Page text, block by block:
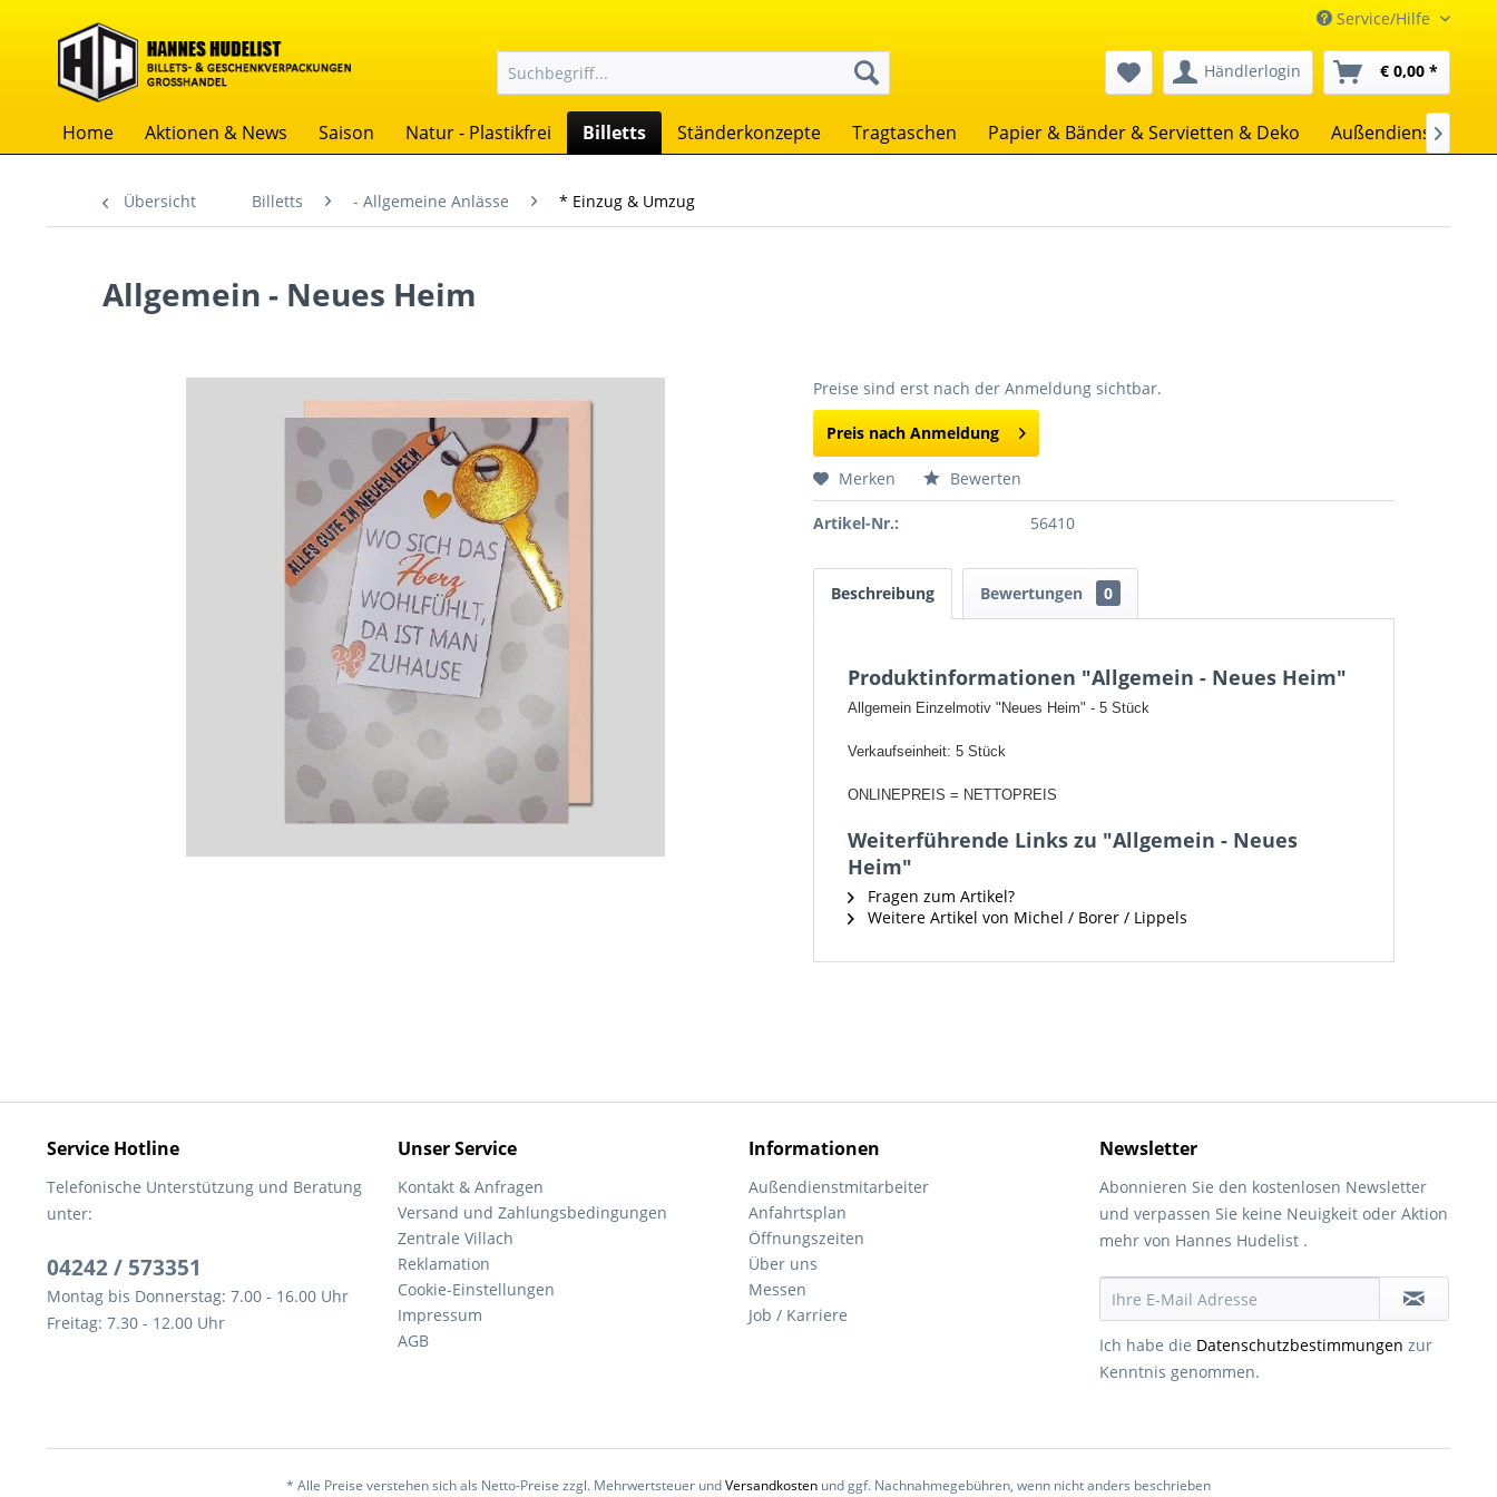
Service/Hilfe
Händlerlogin € 0,00 *
Home Aktionen & News Saison Natur - Plastikfrei Billetts Ständerkonzepte Tragtaschen Papier & Bänder & Servietten & Deko Außendienst
Übersicht Billetts - Allgemeine Anlässe * Einzug & Umzug
Allgemein - Neues Heim
Preise sind erst nach der Anmeldung sichtbar.
Preis nach Anmeldung
Merken Bewerten
Artikel-Nr.: 56410
Beschreibung Bewertungen 0
Produktinformationen "Allgemein - Neues Heim"
Allgemein Einzelmotiv "Neues Heim" - 5 Stück
Verkaufseinheit: 5 Stück
ONLINEPREIS = NETTOPREIS
Weiterführende Links zu "Allgemein - Neues
Heim"
Fragen zum Artikel?
Weitere Artikel von Michel / Borer / Lippels
Service Hotline
Telefonische Unterstützung und Beratung
unter:
04242 / 573351
Montag bis Donnerstag: 7.00 - 16.00 Uhr
Freitag: 7.30 - 12.00 Uhr
Unser Service
Kontakt & Anfragen
Versand und Zahlungsbedingungen
Zentrale Villach
Reklamation
Cookie-Einstellungen
Impressum
AGB
Informationen
Außendienstmitarbeiter
Anfahrtsplan
Öffnungszeiten
Über uns
Messen
Job / Karriere
Newsletter
Abonnieren Sie den kostenlosen Newsletter
und verpassen Sie keine Neuigkeit oder Aktion
mehr von Hannes Hudelist .
Ich habe die Datenschutzbestimmungen zur
Kenntnis genommen.
* Alle Preise verstehen sich als Netto-Preise zzgl. Mehrwertsteuer undVersandkosten und ggf. Nachnahmegebühren, wenn nicht anders beschrieben